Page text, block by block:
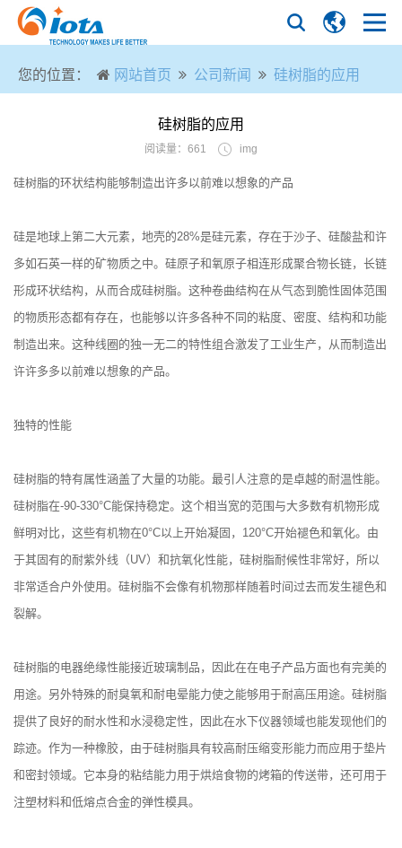
您的位置： 网站首页 公司新闻 硅树脂的应用
硅树脂的应用
阅读量：661 img
硅树脂的环状结构能够制造出许多以前难以想象的产品
硅是地球上第二大元素，地壳的28%是硅元素，存在于沙子、硅酸盐和许
多如石英一样的矿物质之中。硅原子和氧原子相连形成聚合物长链，长链
形成环状结构，从而合成硅树脂。这种卷曲结构在从气态到脆性固体范围
的物质形态都有存在，也能够以许多各种不同的粘度、密度、结构和功能
制造出来。这种线圈的独一无二的特性组合激发了工业生产，从而制造出
许许多多以前难以想象的产品。
独特的性能
硅树脂的特有属性涵盖了大量的功能。最引人注意的是卓越的耐温性能。
硅树脂在-90-330°C能保持稳定。这个相当宽的范围与大多数有机物形成
鲜明对比，这些有机物在0°C以上开始凝固，120°C开始褪色和氧化。由
于其固有的耐紫外线（UV）和抗氧化性能，硅树脂耐候性非常好，所以
非常适合户外使用。硅树脂不会像有机物那样随着时间过去而发生褪色和
裂解。
硅树脂的电器绝缘性能接近玻璃制品，因此在在电子产品方面也有完美的
用途。另外特殊的耐臭氧和耐电晕能力使之能够用于耐高压用途。硅树脂
提供了良好的耐水性和水浸稳定性，因此在水下仪器领域也能发现他们的
踪迹。作为一种橡胶，由于硅树脂具有较高耐压缩变形能力而应用于垫片
和密封领域。它本身的粘结能力用于烘焙食物的烤箱的传送带，还可用于
注塑材料和低熔点合金的弹性模具。